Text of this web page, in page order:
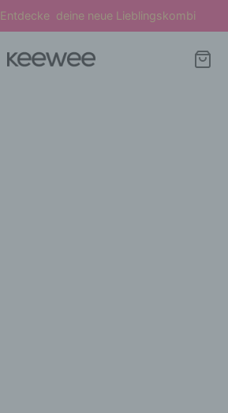
Entdecke deine neue Lieblingskombi